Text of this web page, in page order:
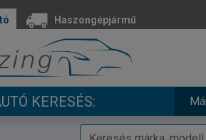
Haszongépjármű
KERESÉS: